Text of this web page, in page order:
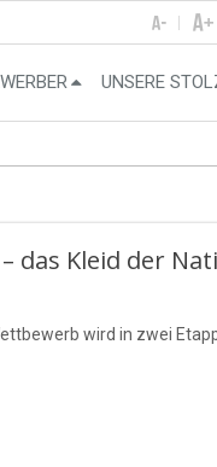
UNSERE
das Kleid der
wird in zwei